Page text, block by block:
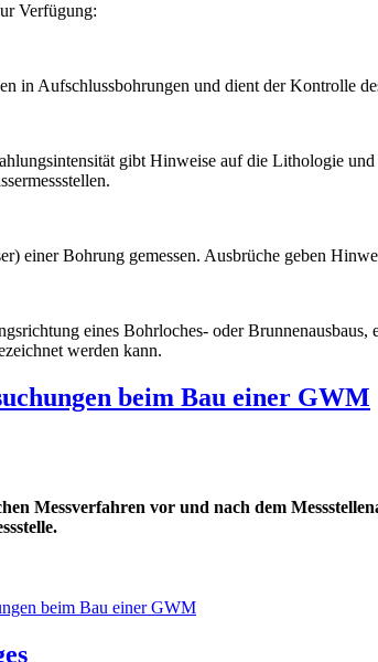
Verfügung:
in Aufschlussbohrungen und dient der Kontrolle
gibt Hinweise auf die Lithologie
einer Bohrung gemessen. Ausbrüche geben
eines Bohrloches- oder Brunnenausbaus,
werden kann.
beim Bau einer GWM
Messverfahren vor und nach dem
beim Bau einer GWM